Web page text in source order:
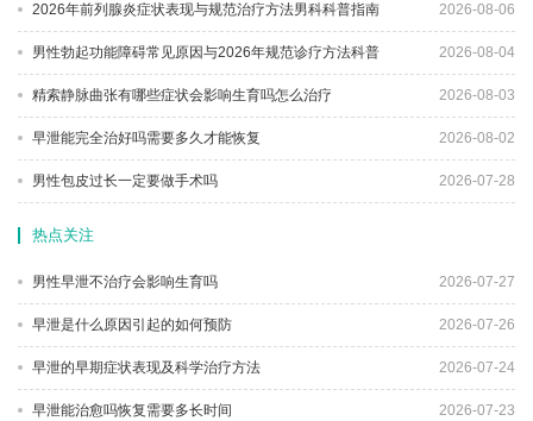
2026年前列腺炎症状表现与规范治疗方法男科科普指南 2026-08-06
男性勃起功能障碍常见原因与2026年规范诊疗方法科普 2026-08-04
精索静脉曲张有哪些症状会影响生育吗怎么治疗 2026-08-03
早泄能完全治好吗需要多久才能恢复 2026-08-02
男性包皮过长一定要做手术吗 2026-07-28
热点关注
男性早泄不治疗会影响生育吗 2026-07-27
早泄是什么原因引起的如何预防 2026-07-26
早泄的早期症状表现及科学治疗方法 2026-07-24
早泄能治愈吗恢复需要多长时间 2026-07-23